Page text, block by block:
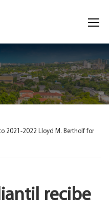
2021-2022 Lloyd M. Bertholf for
recibe